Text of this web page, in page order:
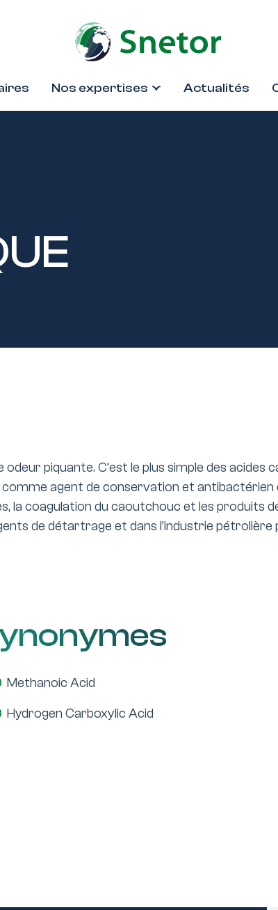
Nos expertises Actualités
piquante. C’est le plus simple des acides
agent de conservation et antibactérien
la coagulation du caoutchouc et les produits
de détartrage et dans l’industrie
Methanoic Acid
Hydrogen Carboxylic Acid